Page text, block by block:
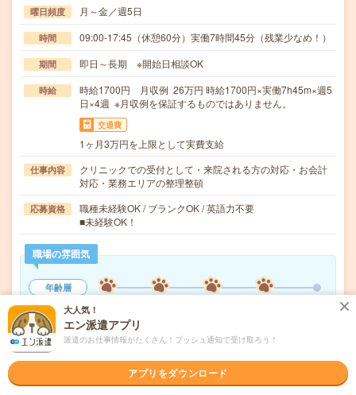
曜日頻度 月～金／週5日
時間 09:00-17:45（休憩60分）実働7時間45分（残業少なめ！）
期間 即日～長期 ※開始日相談OK
時給
時給1700円 月収例 26万円 時給1700円×実働7h45m×週5
日×4週 ※月収例を保証するものではありません。
交通費
1ヶ月3万円を上限として実費支給
仕事内容
クリニックでの受付として・来院される方の対応・お会計
対応・業務エリアの整理整頓
応募資格
職種未経験OK / ブランクOK / 英語力不要
■未経験OK！
職場の雰囲気
年齢層
男女比率
女性
もっと見る
大人気！
エン派遣アプリ
派遣のお仕事情報がたくさん！プッシュ通知で受け取ろう！
アプリをダウンロード